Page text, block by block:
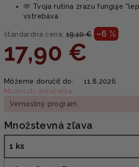
🫶 Tvoja rutina zrazu funguje
vstrebáva
štandardná cena: 19,10 € –6 %
17,90 €
cena:
Môžeme doručiť do:
11.8.2026
Možnosti doručenia
Vernostný program
Množstevná zľava
1 ks